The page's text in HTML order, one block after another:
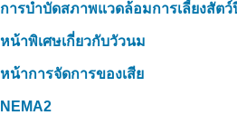
การบำบัดสภาพแวดล้อมการเลี้ยงสัตว์
หน้าพิเศษเกี่ยวกับวัวนม
หน้าการจัดการของเสีย
NEMA2